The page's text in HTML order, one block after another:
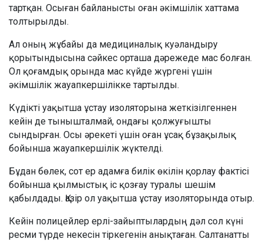
тартқан. Осыған байланысты оған әкімшілік хаттама
толтырылды.
Ал оның жұбайы да медициналық куәландыру
қорытындысына сәйкес орташа дәрежеде мас болған.
Ол қоғамдық орында мас күйде жүргені үшін
әкімшілік жауапкершілікке тартылды.
Күдікті уақытша ұстау изоляторына жеткізілгеннен
кейін де тынышталмай, ондағы қолжуғышты
сындырған. Осы әрекеті үшін оған ұсақ бұзақылық
бойынша жауапкершілік жүктелді.
Бұдан бөлек, сот ер адамға билік өкілін қорлау фактісі
бойынша қылмыстық іс қозғау туралы шешім
қабылдады. Қазір ол уақытша ұстау изоляторында отыр.
Кейін полицейлер ерлі-зайыптылардың дәл сол күні
ресми түрде некесін тіркегенін анықтаған. Салтанатты